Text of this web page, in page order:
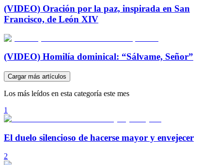
(VIDEO) Oración por la paz, inspirada en San
Francisco, de León XIV
(VIDEO) Homilía dominical: “Sálvame, Señor”
Cargar más artículos
Los más leídos en esta categoría este mes
1
El duelo silencioso de hacerse mayor y envejecer
2